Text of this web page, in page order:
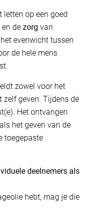
letten op een goed
en de zorg van
evenwicht tussen
de hele mens
zowel voor het
zelf geven. Tijdens de
Het ontvangen
het geven van de
toegepaste
deelnemers als
hebt, mag je die